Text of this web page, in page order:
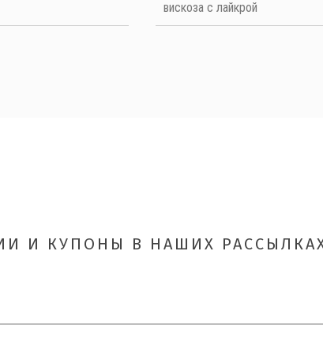
вискоза с лайкрой
И КУПОНЫ В НАШИХ